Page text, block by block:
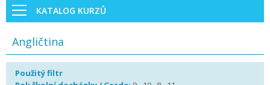
KATALOG KURZŮ
Angličtina
Použitý filtr